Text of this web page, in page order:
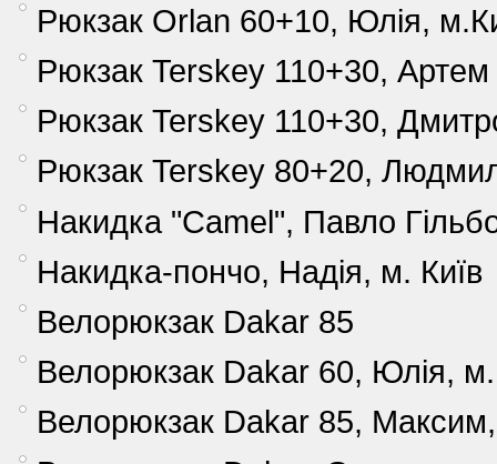
Рюкзак Orlan 60+10, Юлія,
Рюкзак Terskey 110+30,
Рюкзак Terskey 110+30,
Рюкзак Terskey 80+20,
Накидка "Camel", Павло
Накидка-пончо, Надія, м. Київ
Велорюкзак Dakar 85
Велорюкзак Dakar 60, Юлія,
Bелорюкзак Dakar 85,